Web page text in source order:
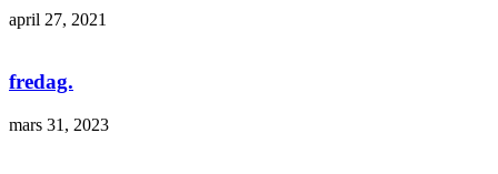
april 27, 2021
fredag.
mars 31, 2023